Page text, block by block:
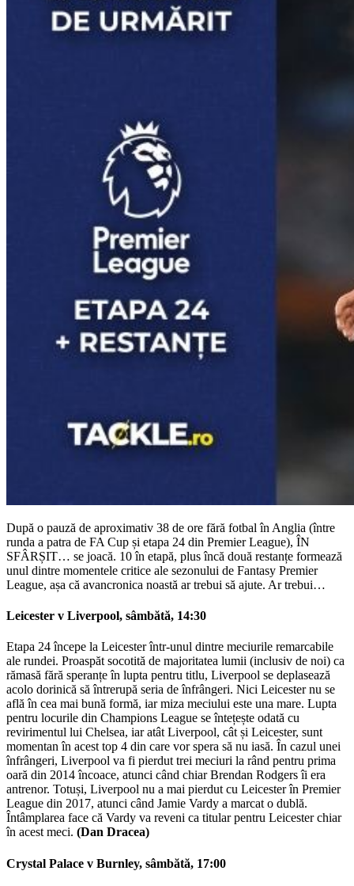
După o pauză de aproximativ 38 de ore fără fotbal în Anglia (între
runda a patra de FA Cup și etapa 24 din Premier League), ÎN
SFÂRȘIT… se joacă. 10 în etapă, plus încă două restanțe formează
unul dintre momentele critice ale sezonului de Fantasy Premier
League, așa că avancronica noastă ar trebui să ajute. Ar trebui…
Leicester v Liverpool, sâmbătă, 14:30
Etapa 24 începe la Leicester într-unul dintre meciurile remarcabile
ale rundei. Proaspăt socotită de majoritatea lumii (inclusiv de noi) ca
rămasă fără speranțe în lupta pentru titlu, Liverpool se deplasează
acolo dorinică să întrerupă seria de înfrângeri. Nici Leicester nu se
află în cea mai bună formă, iar miza meciului este una mare. Lupta
pentru locurile din Champions League se întețește odată cu
revirimentul lui Chelsea, iar atât Liverpool, cât și Leicester, sunt
momentan în acest top 4 din care vor spera să nu iasă. În cazul unei
înfrângeri, Liverpool va fi pierdut trei meciuri la rând pentru prima
oară din 2014 încoace, atunci când chiar Brendan Rodgers îi era
antrenor. Totuși, Liverpool nu a mai pierdut cu Leicester în Premier
League din 2017, atunci când Jamie Vardy a marcat o dublă.
Întâmplarea face că Vardy va reveni ca titular pentru Leicester chiar
în acest meci. (Dan Dracea)
Crystal Palace v Burnley, sâmbătă, 17:00